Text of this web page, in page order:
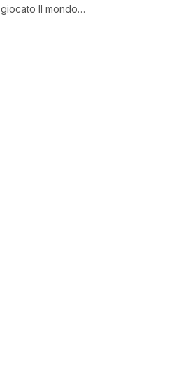
giocato Il mondo…